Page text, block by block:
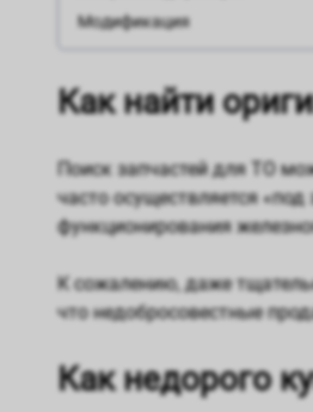
Модификация
Как найти
Поиск запчастей для ТО
часто осуществляется
функционирования
К сожалению, даже
что недобросовестные
Как недорого